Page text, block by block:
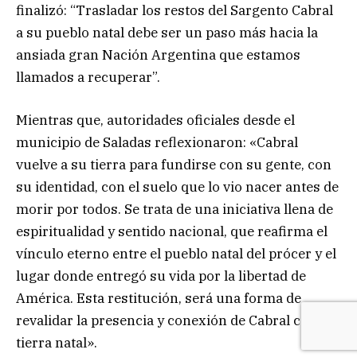
finalizó: “Trasladar los restos del Sargento Cabral
a su pueblo natal debe ser un paso más hacia la
ansiada gran Nación Argentina que estamos
llamados a recuperar”.
Mientras que, autoridades oficiales desde el
municipio de Saladas reflexionaron: «Cabral
vuelve a su tierra para fundirse con su gente, con
su identidad, con el suelo que lo vio nacer antes de
morir por todos. Se trata de una iniciativa llena de
espiritualidad y sentido nacional, que reafirma el
vínculo eterno entre el pueblo natal del prócer y el
lugar donde entregó su vida por la libertad de
América. Esta restitución, será una forma de
revalidar la presencia y conexión de Cabral con su
tierra natal».